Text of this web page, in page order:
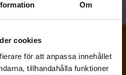
Om
cookies
för att anpassa innehållet
tillhandahålla funktioner